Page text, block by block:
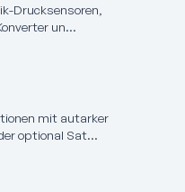
Drucksensoren,
un…
mit autarker
optional Sat…